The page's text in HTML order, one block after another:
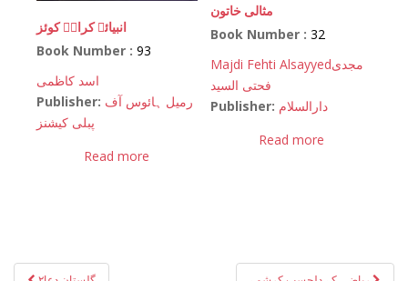
انبیائے کرامؑ کوئز
Book Number : 93
اسد کاظمی
Publisher: رمیل ہائوس آف
پبلی کیشنز
Read more
مثالی خاتون
Book Number :32
Majdi Fehti Alsayyedمجدی
فحتی السید
Publisher: دارالسلام
Read more